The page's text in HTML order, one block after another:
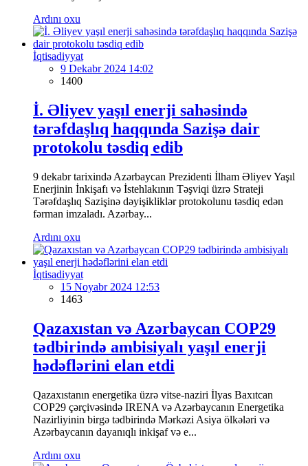
Ardını oxu
İqtisadiyyat
9 Dekabr 2024 14:02
1400
İ. Əliyev yaşıl enerji sahəsində
tərəfdaşlıq haqqında Sazişə dair
protokolu təsdiq edib
9 dekabr tarixində Azərbaycan Prezidenti İlham Əliyev Yaşıl
Enerjinin İnkişafı və İstehlakının Təşviqi üzrə Strateji
Tərəfdaşlıq Sazişinə dəyişikliklər protokolunu təsdiq edən
fərman imzaladı. Azərbay...
Ardını oxu
İqtisadiyyat
15 Noyabr 2024 12:53
1463
Qazaxıstan və Azərbaycan COP29
tədbirində ambisiyalı yaşıl enerji
hədəflərini elan etdi
Qazaxıstanın energetika üzrə vitse-naziri İlyas Baxıtcan
COP29 çərçivəsində IRENA və Azərbaycanın Energetika
Nazirliyinin birgə tədbirində Mərkəzi Asiya ölkələri və
Azərbaycanın dayanıqlı inkişaf və e...
Ardını oxu